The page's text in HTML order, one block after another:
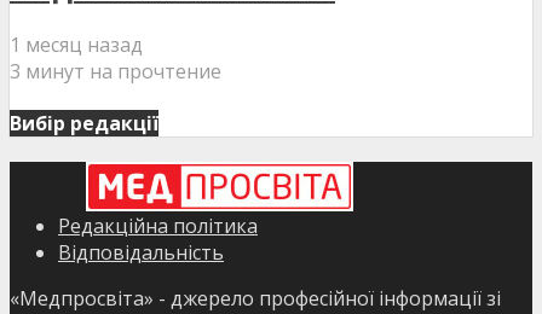
1 месяц назад
3 минут на прочтение
Вибір редакції
Редакційна політика
Відповідальність
«Медпросвіта» - джерело професійної інформації зі